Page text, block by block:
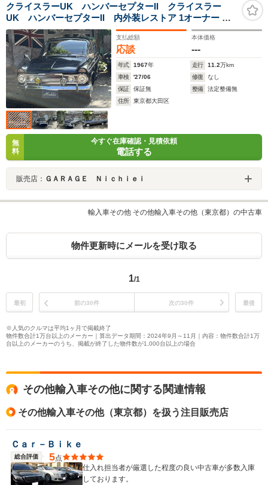
クライスラーUK ハンバーセプターII クライスラー
UK ハンバーセプターII 内外装レストア 1オーナー デ
ィーラー車(伊藤忠オート) フロア4MT
支払総額
応談
本体価格
---
年式 1967年 走行 11.2万km
車検
'27/06 修復
なし
保証
保証無 整備
法定整備無
住所
東京都大田区
無
料
今すぐ在庫確認・見積依頼
電話する
販売店： ＧＡＲＡＧＥ Ｎｉｃｈｉｅｉ
輸入車その他 その他輸入車その他（東京都）の中古車
物件更新時にメールを受け取る
1/1
最初 前の30件 次の30件 最後
※人気のクルマは平均1ヶ月で掲載終了
物件数合計1万台以上のメーカー｜算出データ期間：2024年9月～11月｜内容：物件数合計1万
台以上のメーカーのうち、掲載が終了した物件数が1,000台以上の場合
その他輸入車その他に関する関連情報
その他輸入車その他（東京都）を扱う注目販売店
Ｃａｒ－Ｂｉｋｅ
総合評価 5点
仕入れ担当者が厳選した程度の良い中古車が多数入庫
しております。